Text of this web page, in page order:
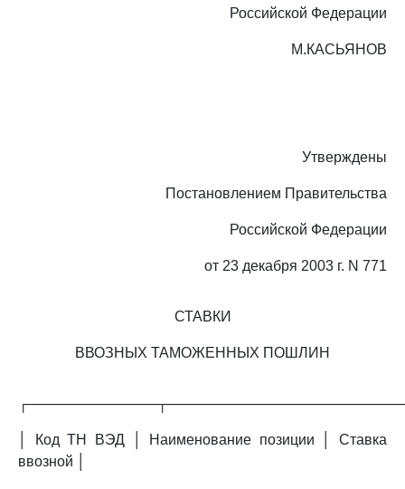
Российской Федерации
М.КАСЬЯНОВ
Утверждены
Постановлением Правительства
Российской Федерации
от 23 декабря 2003 г. N 771
СТАВКИ
ВВОЗНЫХ ТАМОЖЕННЫХ ПОШЛИН
│ Код ТН ВЭД │ Наименование позиции │ Ставка
ввозной │